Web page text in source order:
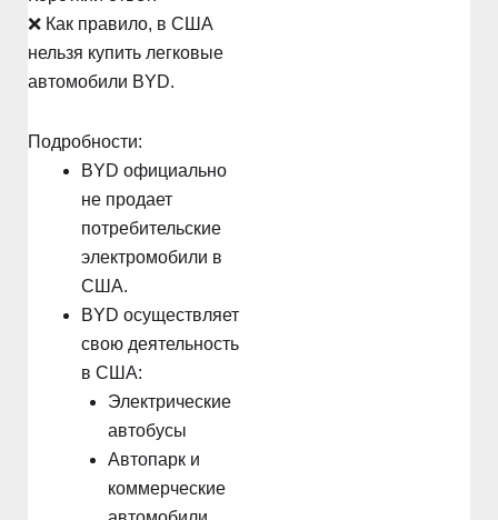
❌ Как правило, в США
нельзя купить легковые
автомобили BYD.
Подробности:
BYD официально
не продает
потребительские
электромобили в
США.
BYD осуществляет
свою деятельность
в США:
Электрические
автобусы
Автопарк и
коммерческие